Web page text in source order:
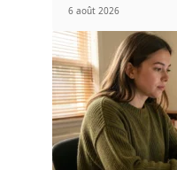
6 août 2026